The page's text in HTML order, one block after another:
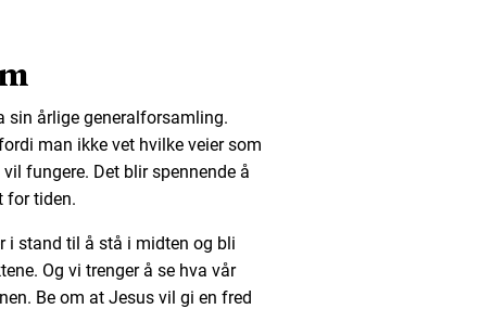
sin årlige generalforsamling.
man ikke vet hvilke veier som
fungere. Det blir spennende å
for tiden.
i stand til å stå i midten og bli
Og vi trenger å se hva vår
Be om at Jesus vil gi en fred